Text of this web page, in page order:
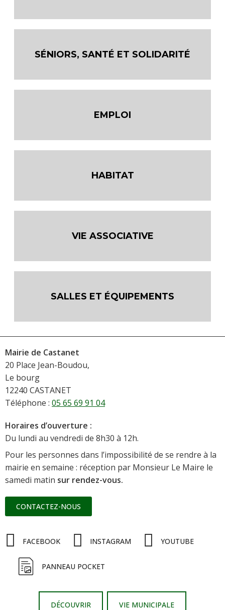
SÉNIORS, SANTÉ ET SOLIDARITÉ
EMPLOI
HABITAT
VIE ASSOCIATIVE
SALLES ET ÉQUIPEMENTS
Mairie de Castanet
20 Place Jean-Boudou,
Le bourg
12240 CASTANET
Téléphone : 05 65 69 91 04
Horaires d’ouverture :
Du lundi au vendredi de 8h30 à 12h.
Pour les personnes dans l’impossibilité de se rendre à la
mairie en semaine : réception par Monsieur Le Maire le
samedi matin sur rendez-vous.
CONTACTEZ-NOUS
FACEBOOK INSTAGRAM YOUTUBE
PANNEAU POCKET
DÉCOUVRIR VIE MUNICIPALE